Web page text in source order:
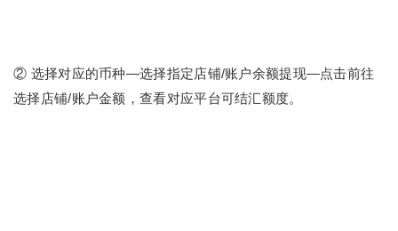
② 选择对应的币种—选择指定店铺/账户余额提现—点击前往
选择店铺/账户金额，查看对应平台可结汇额度。